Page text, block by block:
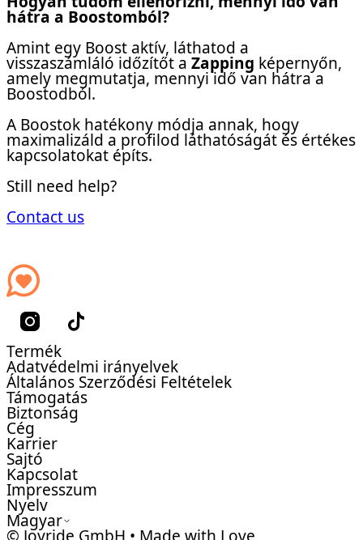
hátra a Boostomból?
Amint egy Boost aktív, láthatod a
visszaszámláló időzítőt a Zapping képernyőn,
amely megmutatja, mennyi idő van hátra a
Boostodból.
A Boostok hatékony módja annak, hogy
maximalizáld a profilod láthatóságát és értékes
kapcsolatokat építs.
Still need help?
Contact us
Termék
Adatvédelmi irányelvek
Általános Szerződési Feltételek
Támogatás
Biztonság
Cég
Karrier
Sajtó
Kapcsolat
Impresszum
Nyelv
Magyar